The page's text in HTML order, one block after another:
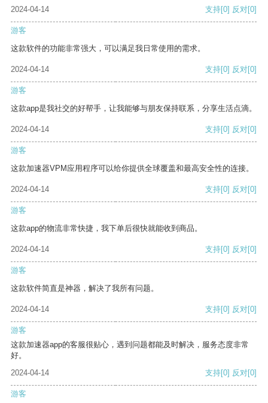
2024-04-14
支持[0] 反对[0]
游客
这款软件的功能非常强大，可以满足我日常使用的需求。
2024-04-14 支持[0] 反对[0]
游客
这款app是我社交的好帮手，让我能够与朋友保持联系，分享生活点滴。
2024-04-14 支持[0] 反对[0]
游客
这款加速器VPM应用程序可以给你提供全球覆盖和最高安全性的连接。
2024-04-14 支持[0] 反对[0]
游客
这款app的物流非常快捷，我下单后很快就能收到商品。
2024-04-14 支持[0] 反对[0]
游客
这款软件简直是神器，解决了我所有问题。
2024-04-14 支持[0] 反对[0]
游客
这款加速器app的客服很贴心，遇到问题都能及时解决，服务态度非常
好。
2024-04-14
支持[0] 反对[0]
游客